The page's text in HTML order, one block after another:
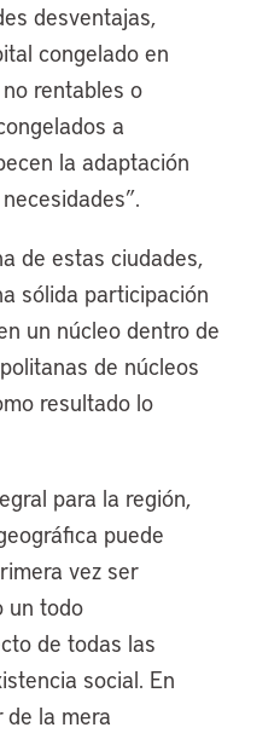
desventajas,
congelado en
rentables o
a
la adaptación
de estas ciudades,
sólida participación
un núcleo dentro de
de núcleos
resultado lo
para la región,
puede
vez ser
un todo
de todas las
social. En
de la mera